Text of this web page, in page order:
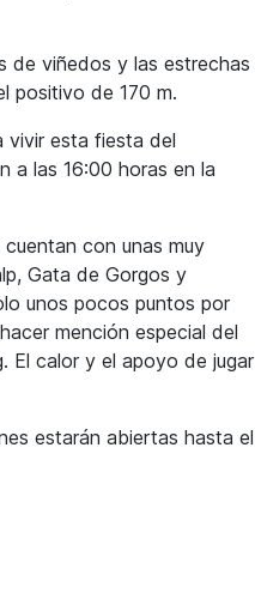
de viñedos y las estrechas
positivo de 170 m.
vivir esta fiesta del
a las 16:00 horas en la
con unas muy
Gata de Gorgos y
unos pocos puntos por
mención especial del
El calor y el apoyo de jugar
estarán abiertas hasta el